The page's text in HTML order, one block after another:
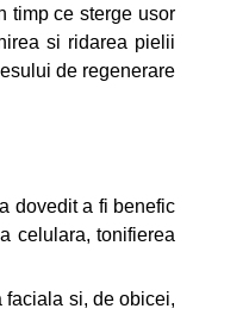
timp ce sterge usor
si ridarea pielii
de regenerare
dovedit a fi benefic
celulara, tonifierea
si, de obicei,